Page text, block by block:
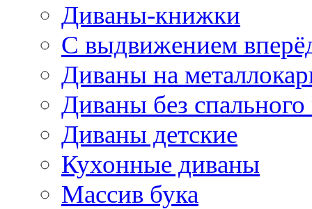
Диваны-книжки
С выдвижением
Диваны на
Диваны без спального
Диваны детские
Кухонные диваны
Массив бука